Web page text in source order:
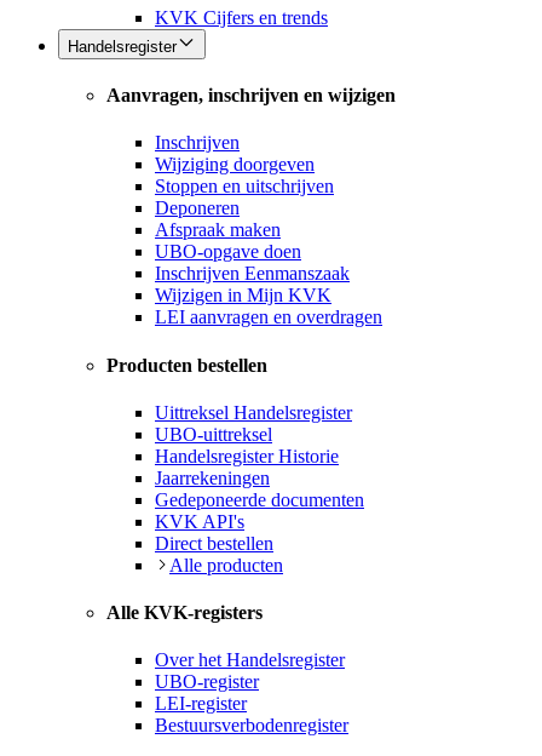
KVK Cijfers en trends
Handelsregister
Aanvragen, inschrijven en wijzigen
Inschrijven
Wijziging doorgeven
Stoppen en uitschrijven
Deponeren
Afspraak maken
UBO-opgave doen
Inschrijven Eenmanszaak
Wijzigen in Mijn KVK
LEI aanvragen en overdragen
Producten bestellen
Uittreksel Handelsregister
UBO-uittreksel
Handelsregister Historie
Jaarrekeningen
Gedeponeerde documenten
KVK API's
Direct bestellen
Alle producten
Alle KVK-registers
Over het Handelsregister
UBO-register
LEI-register
Bestuursverbodenregister